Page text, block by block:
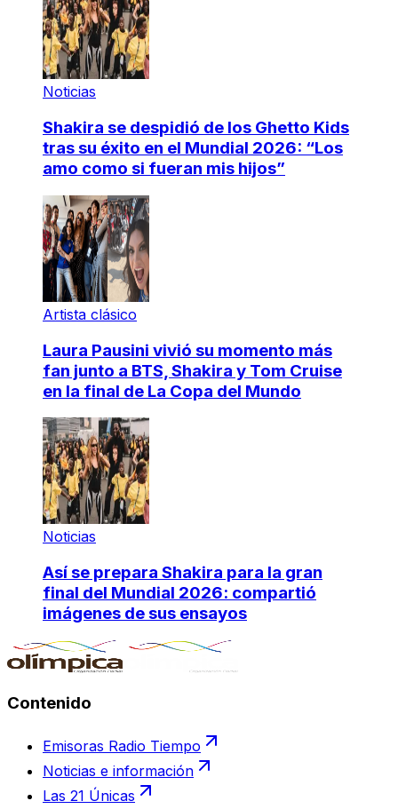
Noticias
Shakira se despidió de los Ghetto Kids
tras su éxito en el Mundial 2026: “Los
amo como si fueran mis hijos”
Artista clásico
Laura Pausini vivió su momento más
fan junto a BTS, Shakira y Tom Cruise
en la final de La Copa del Mundo
Noticias
Así se prepara Shakira para la gran
final del Mundial 2026: compartió
imágenes de sus ensayos
Contenido
Emisoras Radio Tiempo
Noticias e información
Las 21 Únicas